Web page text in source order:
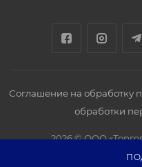
Соглашение на обработку
обработки
2026 © ООО